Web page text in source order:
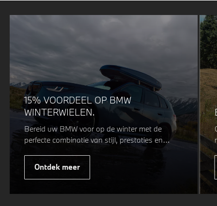
15% VOORDEEL OP BMW
WINTERWIELEN.
Bereid uw BMW voor op de winter met de
perfecte combinatie van stijl, prestaties en
veiligheid. Of u nu kiest voor een sportieve of
elegante look, onze winterwielen zijn
ontworpen om uw rijervaring te optimaliseren,
weersomstandigheden. Profiteer nu van15%
Ontdek meer